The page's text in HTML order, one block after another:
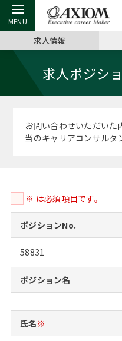
戻る
アクシアムの特長
サービス案内
戻る
キャリア支援 TOP
キャリアデザイン講座
（最新求人市場動向）
MBAの転職事例
MBAからのFAQ
MBA留学生数の推移
インターン受入企業一覧
MBAを生かす求人特集
戻る
転職ツール TOP
英文レジュメの書き方
よくある面接Q&A集
外資系／面接攻略のコツ
戻る
転職コラム TOP
“展”職相談室
転職成功への4つの鍵
キャリアに効く一冊
注目企業インタビュー
戻る
イベント・セミナー TOP
ジョブフェア
キャリアフォーラム
プロ経営者の特別セミナー
Career Talk Live
戻る
会社概要 TOP
沿革
採用情報
パブリシティ
ニュースリリース
求人情報
求人ポジシ
お問い合わせいただい
当のキャリアコンサルタ
※ は必須項目です。
ポジションNo.
58831
ポジション名
氏名 ※